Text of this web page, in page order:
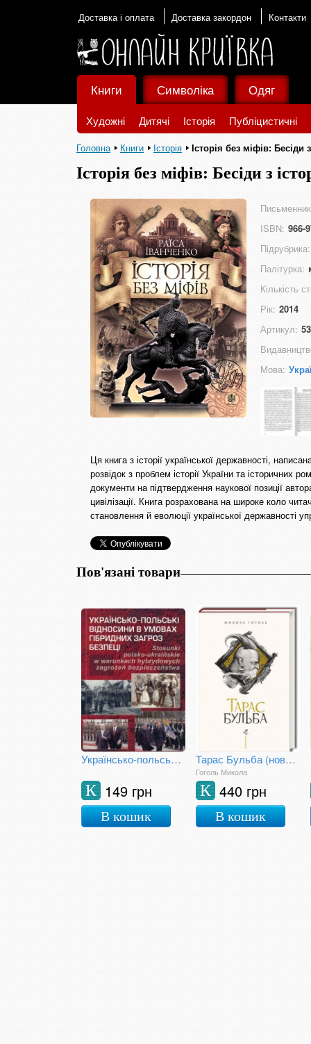
Доставка і оплата Доставка закордон Контакти
Книги
Художні Дитячі Історія Публіцистичні
Символіка Одяг
Головна Книги Історія Історія без міфів: Бесіди
Історія без міфів: Бесіди з
ISBN: 966-
Підрубрика:
Палітурка:
Кількість
Рік: 2014
Артикул:
Мова:
Ця книга з історії української державності,
розвідок з проблем історії України та історичних
документи на підтвердження наукової позиції
цивілізації. Книга розрахована на широке коло
становлення й еволюції української державності
Пов'язані товари
Українсько-польські відносини в умовах гібридних загроз безпеці
149 грн
К
В кошик
Тарас Бульба (нове ілюстроване видання)
Гоголь Микола
440 грн
К
В кошик